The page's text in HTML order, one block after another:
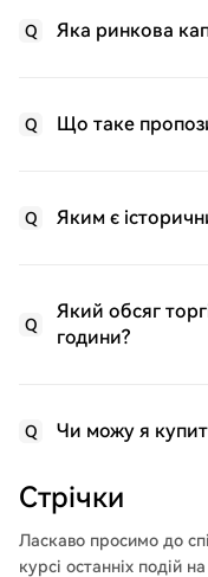
Q Яка ринкова
Q Що таке
Q Яким є
Q
Який обсяг
години?
Q Чи можу я
Стрічки
Ласкаво просимо до
курсі останніх подій